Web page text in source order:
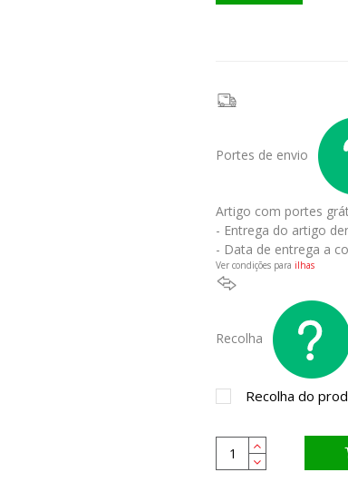
Portes de envio
Artigo com portes
- Entrega do artigo
- Data de entrega a
Ver condições para ilhas
Recolha
Recolha do